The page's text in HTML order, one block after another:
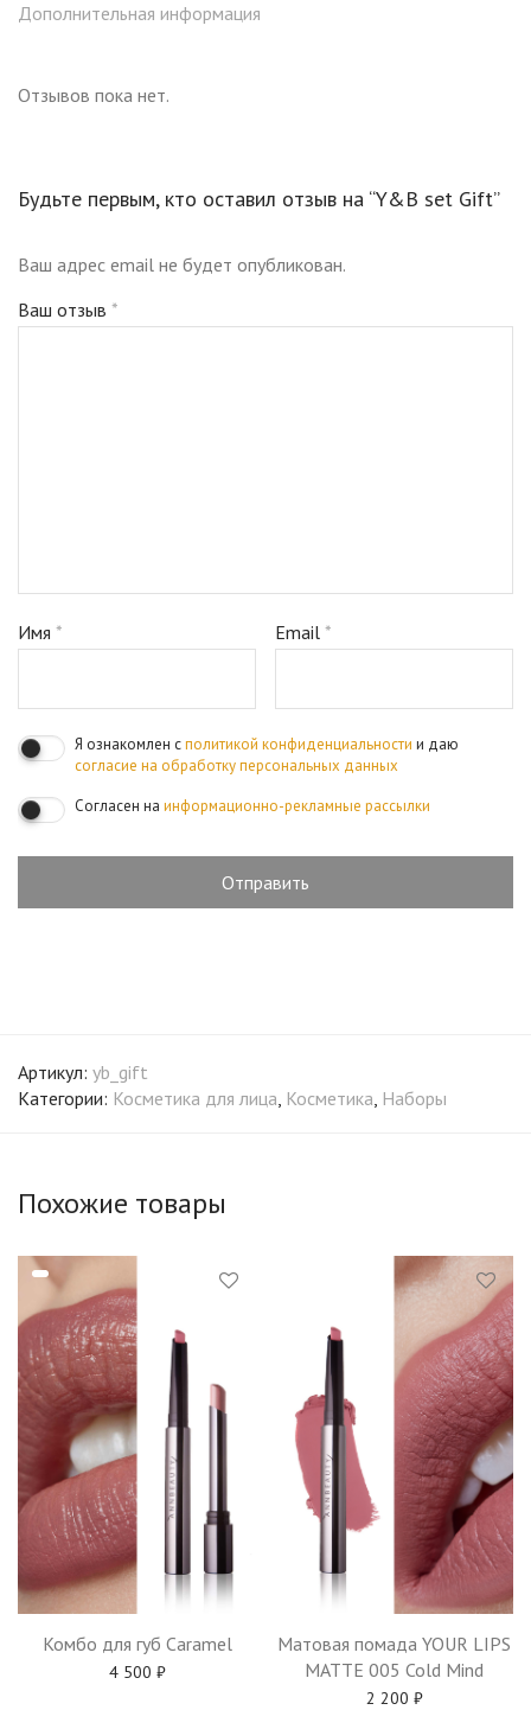
Дополнительная информация
Отзывов пока нет.
Будьте первым, кто оставил отзыв на “Y&B set Gift”
Ваш адрес email не будет опубликован.
Ваш отзыв *
Имя * Email*
Я ознакомлен сполитикой конфиденциальности и даю
согласие на обработку персональных данных
Согласен на информационно-рекламные рассылки
Артикул: yb_gift
Категории: Косметика для лица, Косметика, Наборы
Похожие товары
Комбо для губ Caramel
4 500 ₽
Матовая помада YOUR LIPS
MATTE 005 Cold Mind
2 200 ₽